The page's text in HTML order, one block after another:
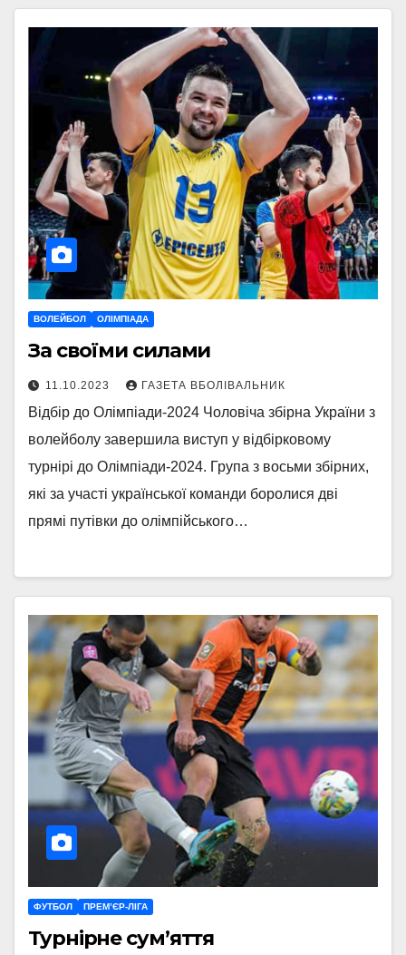
ВОЛЕЙБОЛ ОЛІМПІАДА
За своїми силами
11.10.2023 ГАЗЕТА ВБОЛІВАЛЬНИК
Відбір до Олімпіади-2024 Чоловіча збірна України з
волейболу завершила виступ у відбірковому
турнірі до Олімпіади-2024. Група з восьми збірних,
які за участі української команди боролися дві
прямі путівки до олімпійського…
ФУТБОЛ ПРЕМ’ЄР-ЛІГА
Турнірне сум’яття